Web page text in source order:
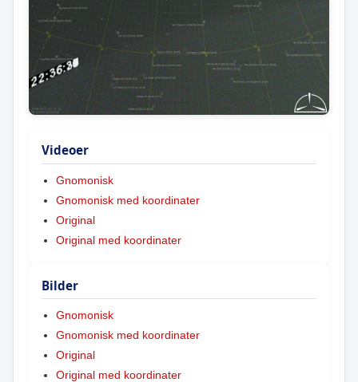
Videoer
Gnomonisk
Gnomonisk med koordinater
Original
Original med koordinater
Bilder
Gnomonisk
Gnomonisk med koordinater
Original
Original med koordinater